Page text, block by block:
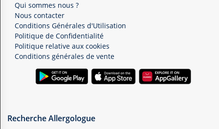
Qui sommes nous ?
Nous contacter
Conditions Générales d'Utilisation
Politique de Confidentialité
Politique relative aux cookies
Conditions générales de vente
Recherche Allergologue